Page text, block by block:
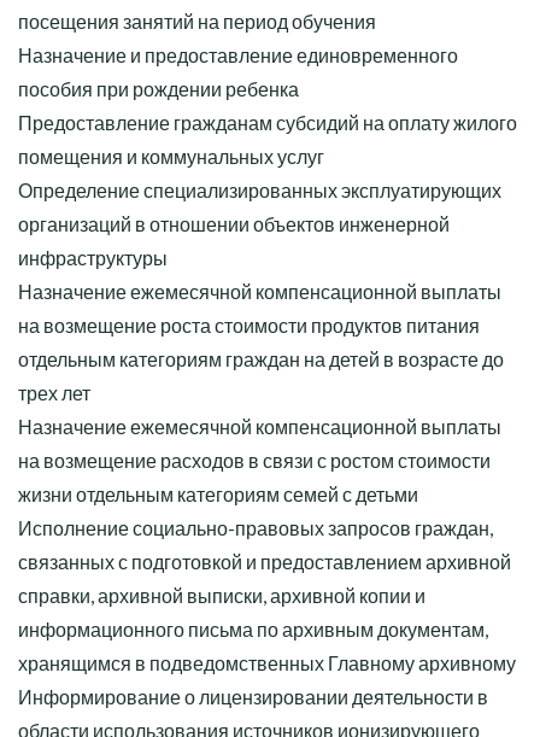
посещения занятий на период обучения
Назначение и предоставление единовременного
пособия при рождении ребенка
Предоставление гражданам субсидий на оплату жилого
помещения и коммунальных услуг
Определение специализированных эксплуатирующих
организаций в отношении объектов инженерной
инфраструктуры
Назначение ежемесячной компенсационной выплаты
на возмещение роста стоимости продуктов питания
отдельным категориям граждан на детей в возрасте до
трех лет
Назначение ежемесячной компенсационной выплаты
на возмещение расходов в связи с ростом стоимости
жизни отдельным категориям семей с детьми
Исполнение социально-правовых запросов граждан,
связанных с подготовкой и предоставлением архивной
справки, архивной выписки, архивной копии и
информационного письма по архивным документам,
хранящимся в подведомственных Главному архивному
Информирование о лицензировании деятельности в
области использования источников ионизирующего